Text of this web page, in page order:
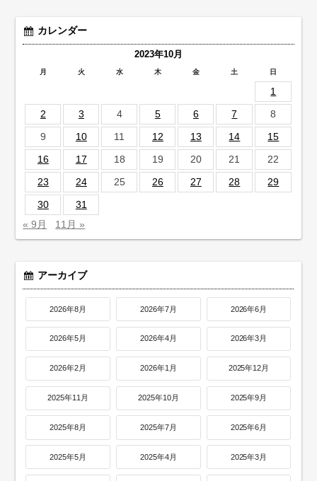
カレンダー
2023年10月
月 火 水 木 金 土 日
1
2
3 4 5 6 7
8
9
10 11 12 13 14
15
16
17 18 19 20 21
22
23
24 25 26 27 28
29
30
31
« 9月
11月 »
アーカイブ
2026年8月 2026年7月 2026年6月
2026年5月 2026年4月 2026年3月
2026年2月 2026年1月 2025年12月
2025年11月 2025年10月 2025年9月
2025年8月 2025年7月 2025年6月
2025年5月 2025年4月 2025年3月